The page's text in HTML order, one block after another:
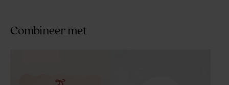
Combineer met